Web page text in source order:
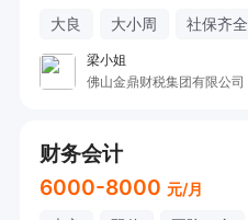
大良 大小周 社保齐全
梁小姐
佛山金鼎财税集团有限公司
财务会计
6000-8000 元/月